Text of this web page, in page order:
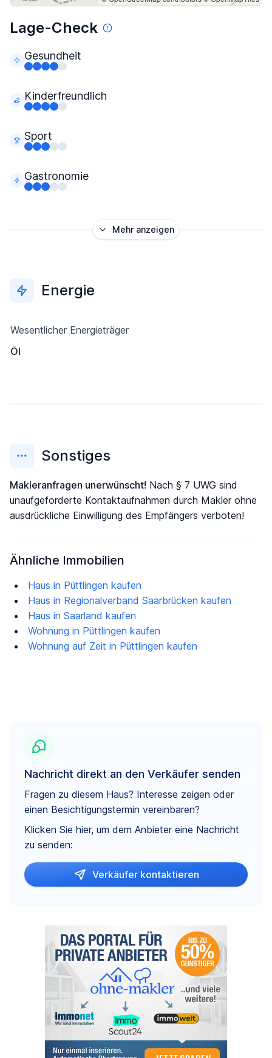
Lage-Check
Gesundheit
Kinderfreundlich
Sport
Gastronomie
Mehr anzeigen
Energie
Wesentlicher Energieträger
Öl
Sonstiges
Makleranfragen unerwünscht! Nach § 7 UWG sind
unaufgeforderte Kontaktaufnahmen durch Makler ohne
ausdrückliche Einwilligung des Empfängers verboten!
Ähnliche Immobilien
Haus in Püttlingen kaufen
Haus in Regionalverband Saarbrücken kaufen
Haus in Saarland kaufen
Wohnung in Püttlingen kaufen
Wohnung auf Zeit in Püttlingen kaufen
Nachricht direkt an den Verkäufer senden
Fragen zu diesem Haus? Interesse zeigen oder
einen Besichtigungstermin vereinbaren?
Klicken Sie hier, um dem Anbieter eine Nachricht
zu senden:
Verkäufer kontaktieren